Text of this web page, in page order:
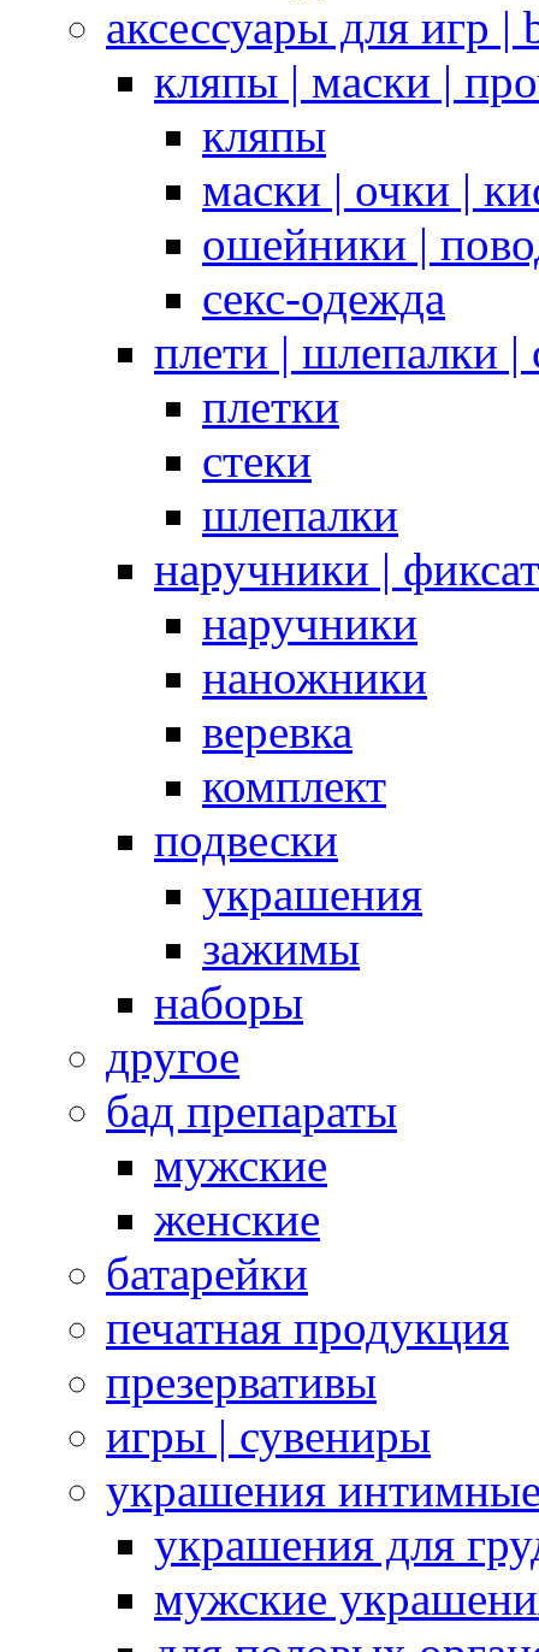
аксессуары для игр |
кляпы | маски |
кляпы
маски | очки |
ошейники |
секс-одежда
плети | шлепалки |
плетки
стеки
шлепалки
наручники |
наручники
наножники
веревка
комплект
подвески
украшения
зажимы
наборы
другое
бад препараты
мужские
женские
батарейки
печатная продукция
презервативы
игры | сувениры
украшения
украшения для
мужские